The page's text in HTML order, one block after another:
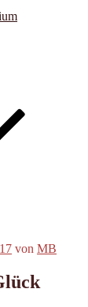
von MB